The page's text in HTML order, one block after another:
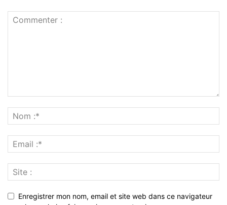
Enregistrer mon nom, email et site web dans ce navigateur